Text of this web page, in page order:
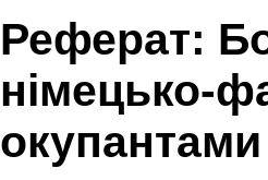
Реферат:
німецько-